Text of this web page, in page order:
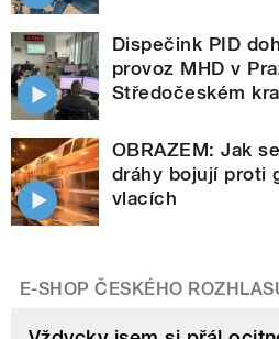
Dispečink PID
provoz MHD v
Středočeském
OBRAZEM: Jak
dráhy bojují proti
vlacích
E-SHOP ČESKÉHO